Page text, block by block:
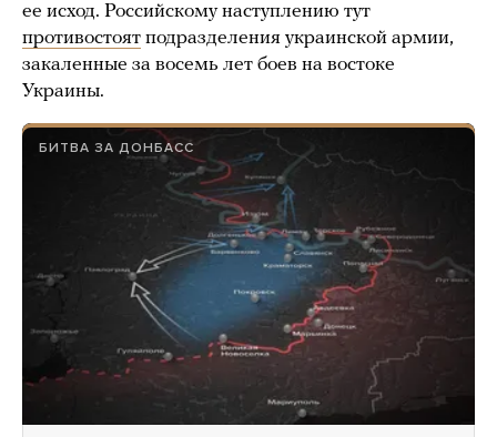
ее исход. Российскому наступлению тут
противостоят подразделения украинской армии,
закаленные за восемь лет боев на востоке
Украины.
БИТВА ЗА ДОНБАСС